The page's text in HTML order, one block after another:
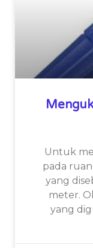
Untuk
pada
yang
meter.
yang